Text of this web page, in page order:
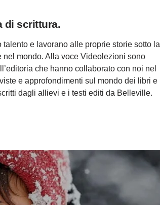
di scrittura.
e lavorano alle proprie storie sotto la
mondo. Alla voce Videolezioni sono
che hanno collaborato con noi nel
e approfondimenti sul mondo dei libri e
dagli allievi e i testi editi da Belleville.